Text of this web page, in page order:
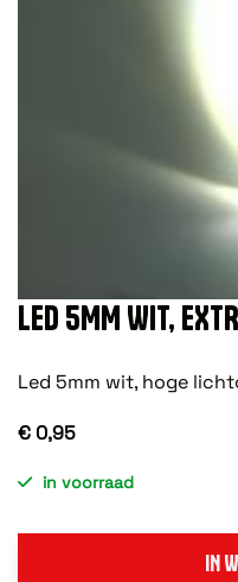
LED 5MM WIT,
Led 5mm wit, hoge
€ 0,95
in voorraad
IN